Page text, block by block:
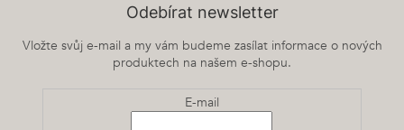
Odebírat newsletter
Vložte svůj e-mail a my vám budeme zasílat informace o nových
produktech na našem e-shopu.
E-mail